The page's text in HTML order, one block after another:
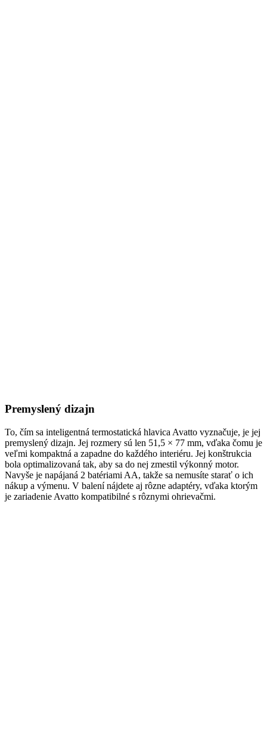
Premyslený dizajn
To, čím sa inteligentná termostatická hlavica Avatto vyznačuje, je jej
premyslený dizajn. Jej rozmery sú len 51,5 × 77 mm, vďaka čomu je
veľmi kompaktná a zapadne do každého interiéru. Jej konštrukcia
bola optimalizovaná tak, aby sa do nej zmestil výkonný motor.
Navyše je napájaná 2 batériami AA, takže sa nemusíte starať o ich
nákup a výmenu. V balení nájdete aj rôzne adaptéry, vďaka ktorým
je zariadenie Avatto kompatibilné s rôznymi ohrievačmi.